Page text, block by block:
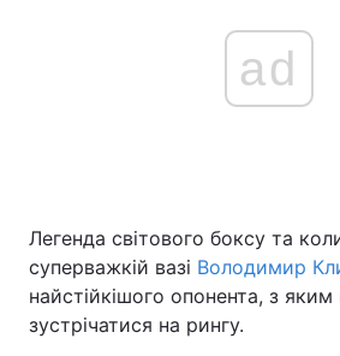
Україна
Економіка
ad
Легенда світового боксу та
суперважкій вазі Володимир
найстійкішого опонента, з
зустрічатися на рингу.